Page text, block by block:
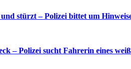
stürzt – Polizei bittet um
– Polizei sucht Fahrerin eines